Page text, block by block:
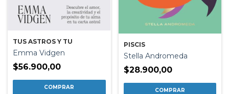
TUS ASTROS Y TU
Emma Vidgen
$56.900,00
PISCIS
Stella Andromeda
$28.900,00